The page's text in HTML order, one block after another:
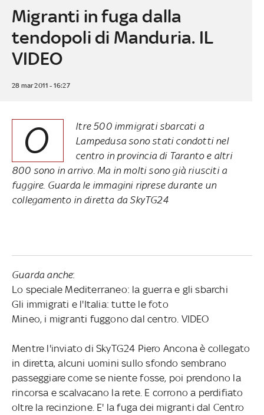
Migranti in fuga dalla
tendopoli di Manduria. IL
VIDEO
28 mar 2011 - 16:27
O
ltre 500 immigrati sbarcati a
Lampedusa sono stati condotti nel
centro in provincia di Taranto e altri
800 sono in arrivo. Ma in molti sono già riusciti a
fuggire. Guarda le immagini riprese durante un
collegamento in diretta da SkyTG24
Guarda anche:
Lo speciale Mediterraneo: la guerra e gli sbarchi
Gli immigrati e l'Italia: tutte le foto
Mineo, i migranti fuggono dal centro. VIDEO
Mentre l'inviato di SkyTG24 Piero Ancona è collegato
in diretta, alcuni uomini sullo sfondo sembrano
passeggiare come se niente fosse, poi prendono la
rincorsa e scalvacano la rete. E corrono a perdifiato
oltre la recinzione. E' la fuga dei migranti dal Centro